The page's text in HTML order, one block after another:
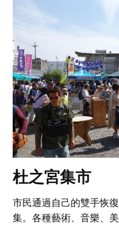
杜之宮集市
市民通過自己的雙手恢
集。各種藝術、音樂、